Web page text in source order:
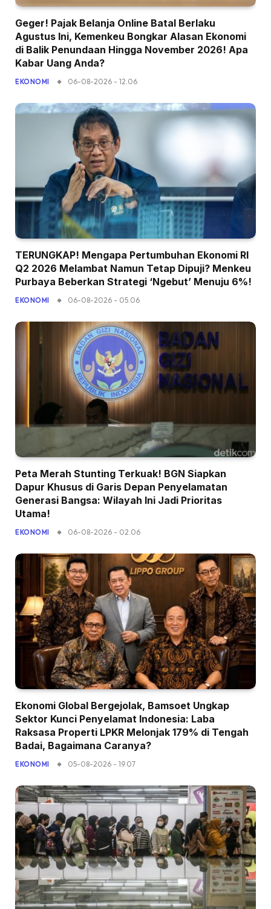
Geger! Pajak Belanja Online Batal Berlaku
Agustus Ini, Kemenkeu Bongkar Alasan Ekonomi
di Balik Penundaan Hingga November 2026! Apa
Kabar Uang Anda?
EKONOMI 06-08-2026 - 12.06
TERUNGKAP! Mengapa Pertumbuhan Ekonomi RI
Q2 2026 Melambat Namun Tetap Dipuji? Menkeu
Purbaya Beberkan Strategi ‘Ngebut’ Menuju 6%!
EKONOMI 06-08-2026 - 05.06
Peta Merah Stunting Terkuak! BGN Siapkan
Dapur Khusus di Garis Depan Penyelamatan
Generasi Bangsa: Wilayah Ini Jadi Prioritas
Utama!
EKONOMI 06-08-2026 - 02.06
Ekonomi Global Bergejolak, Bamsoet Ungkap
Sektor Kunci Penyelamat Indonesia: Laba
Raksasa Properti LPKR Melonjak 179% di Tengah
Badai, Bagaimana Caranya?
EKONOMI 05-08-2026 - 19.07